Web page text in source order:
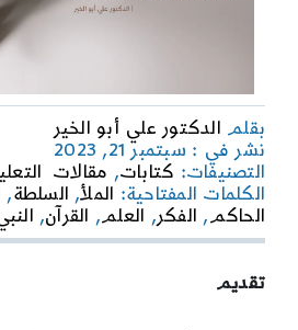
بقلم الدكتور علي أبو الخير
نشر في : سبتمبر 21, 2023
التصنيفات: كتابات, مقالات
الكلمات المفتاحية: الملأ, السلطة,
الحاكم, الفكر, العلم, القرآن,
تقديم